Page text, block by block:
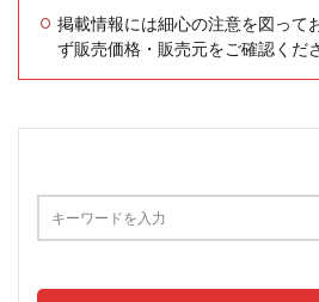
掲載情報には細心の注意を図って
ず販売価格・販売元をご確認くだ